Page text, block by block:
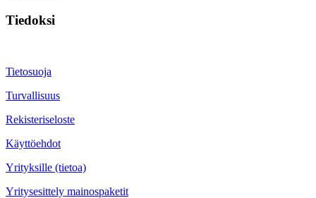
Tiedoksi
Tietosuoja
Turvallisuus
Rekisteriseloste
Käyttöehdot
Yrityksille (tietoa)
Yritysesittely mainospaketit